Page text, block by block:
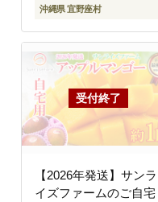
国産 食品 デザート 産
沖縄県 宜野座村
【2026年発送】サンラ
イズファームのご自宅